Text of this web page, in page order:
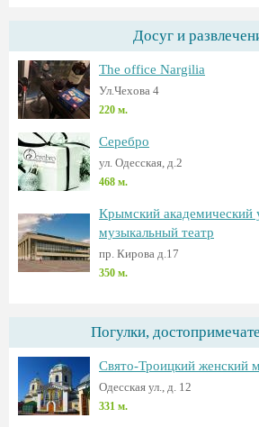
Досуг и
The office Nargilia
Ул.Чехова 4
220 м.
Серебро
ул. Одесская, д.2
468 м.
Крымский академический
музыкальный театр
пр. Кирова д.17
350 м.
Погулки,
Свято-Троицкий женский
Одесская ул., д. 12
331 м.